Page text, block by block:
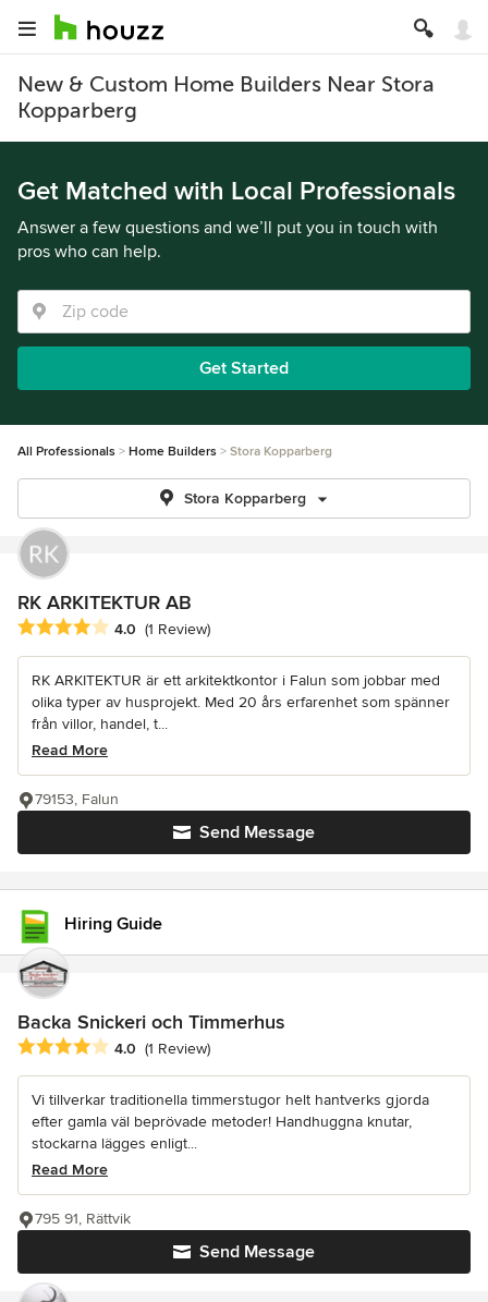
New & Custom Home Builders Near Stora
Kopparberg
Get Matched with Local Professionals
Answer a few questions and we’ll put you in touch with
pros who can help.
Get Started
All Professionals Home Builders Stora Kopparberg
Stora Kopparberg
RK ARKITEKTUR AB
Average rating: 4 out of 5 stars
4.0 (1 Review)
RK ARKITEKTUR är ett arkitektkontor i Falun som jobbar med
olika typer av husprojekt. Med 20 års erfarenhet som spänner
från villor, handel, t...
Read More
Send Message
79153, Falun
Hiring Guide
Backa Snickeri och Timmerhus
Average rating: 4 out of 5 stars
4.0 (1 Review)
Vi tillverkar traditionella timmerstugor helt hantverks gjorda
efter gamla väl beprövade metoder! Handhuggna knutar,
stockarna lägges enligt...
Read More
Send Message
795 91, Rättvik